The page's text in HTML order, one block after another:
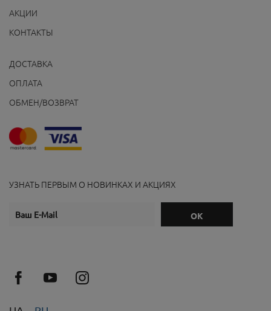
АКЦИИ
КОНТАКТЫ
ДОСТАВКА
ОПЛАТА
ОБМЕН/ВОЗВРАТ
УЗНАТЬ ПЕРВЫМ О НОВИНКАХ И АКЦИЯХ